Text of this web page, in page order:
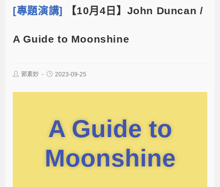
[專題演講] 【10月4日】John Duncan /
A Guide to Moonshine
郭素妙 2023-09-25
A Guide to
Moonshine